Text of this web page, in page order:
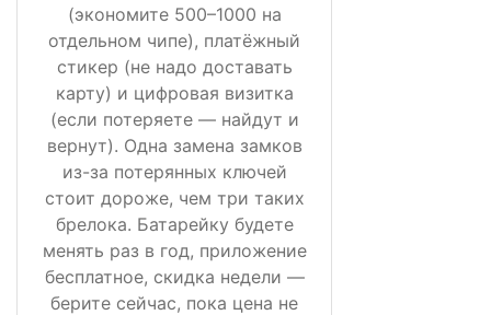
(экономите 500–1000 на
отдельном чипе), платёжный
стикер (не надо доставать
карту) и цифровая визитка
(если потеряете — найдут и
вернут). Одна замена замков
из-за потерянных ключей
стоит дороже, чем три таких
брелока. Батарейку будете
менять раз в год, приложение
бесплатное, скидка недели —
берите сейчас, пока цена не